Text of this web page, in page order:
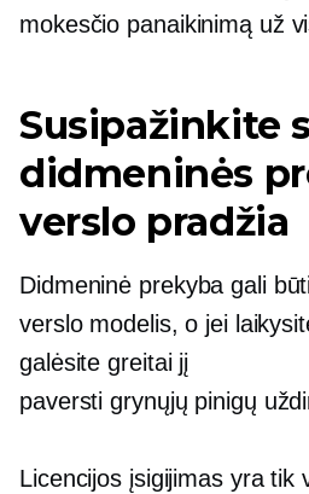
mokesčio panaikinimą už
Susipažinkite
didmeninės
verslo pradžia
Didmeninė prekyba gali
verslo modelis, o jei
galėsite greitai jį
paverstigrynųjų pinigų
Licencijos įsigijimas yra tik